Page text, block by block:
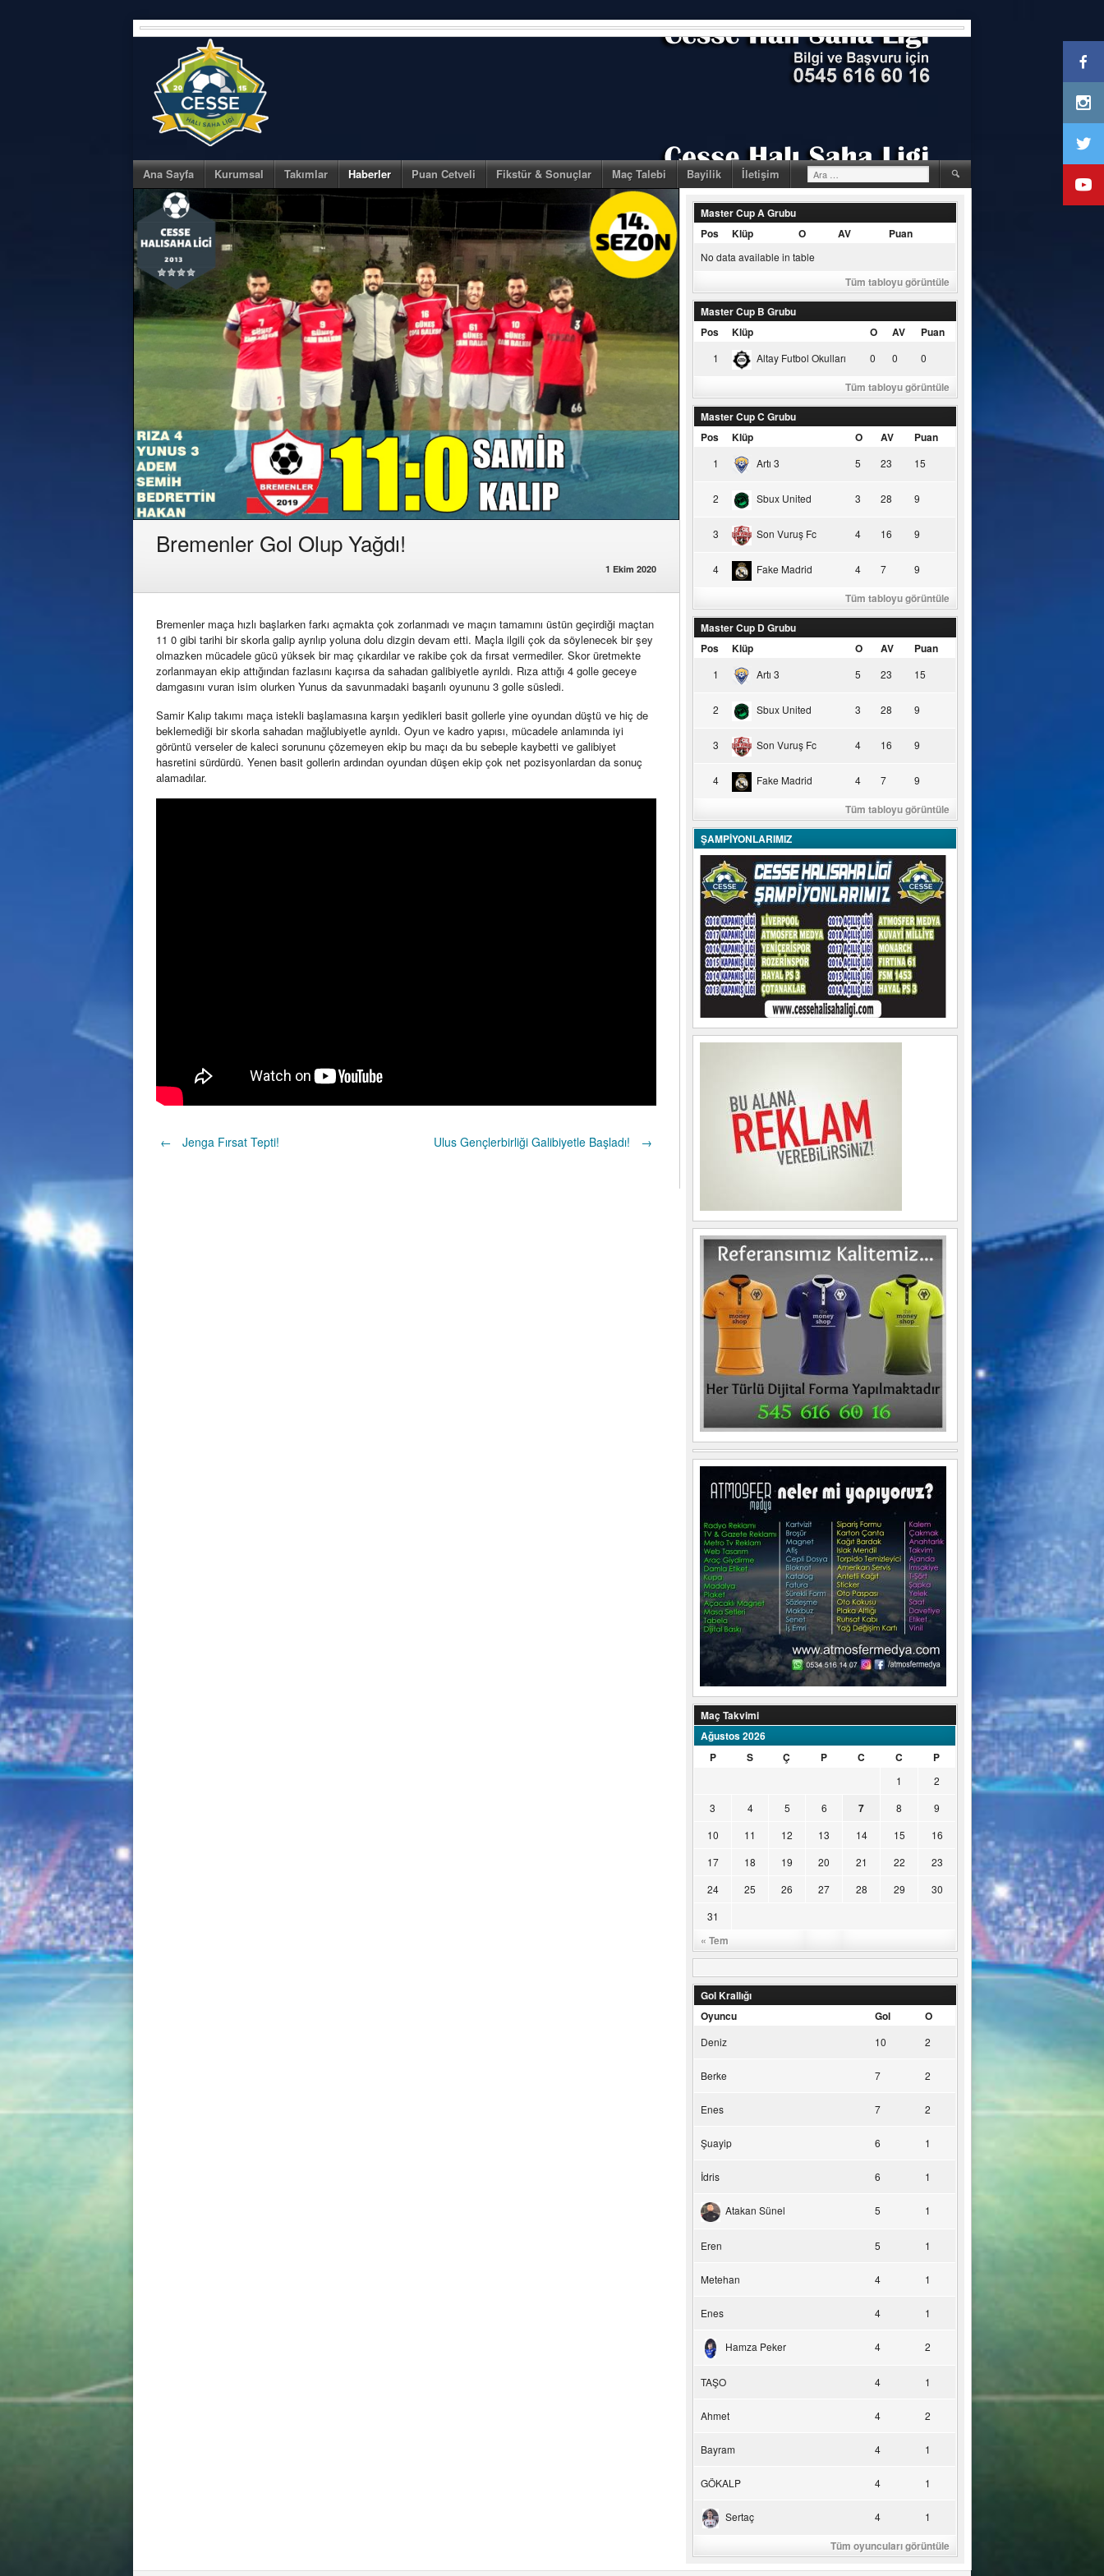
Skip
to
Ana Sayfa Kurumsal Takımlar Haberler Puan Cetveli Fikstür & Sonuçlar Maç Talebi Bayilik İletişim Arama:
Bremenler Gol Olup Yağdı!
1 Ekim 2020
Bremenler maça hızlı başlarken farkı açmakta çok zorlanmadı ve maçın tamamını üstün geçirdiği maçtan
11 0 gibi tarihi bir skorla galip ayrılıp yoluna dolu dizgin devam etti. Maçla ilgili çok da söylenecek bir şey
olmazken mücadele gücü yüksek bir maç çıkardılar ve rakibe çok da fırsat vermediler. Skor üretmekte
zorlanmayan ekip attığından fazlasını kaçırsa da sahadan galibiyetle ayrıldı. Rıza attığı 4 golle geceye
damgasını vuran isim olurken Yunus da savunmadaki başarılı oyununu 3 golle süsledi.
Samir Kalıp takımı maça istekli başlamasına karşın yedikleri basit gollerle yine oyundan düştü ve hiç de
beklemediği bir skorla sahadan mağlubiyetle ayrıldı. Oyun ve kadro yapısı, mücadele anlamında iyi
görüntü verseler de kaleci sorununu çözemeyen ekip bu maçı da bu sebeple kaybetti ve galibiyet
hasretini sürdürdü. Yenen basit gollerin ardından oyundan düşen ekip çok net pozisyonlardan da sonuç
alamadılar.
Post
← Jenga Fırsat Tepti! Ulus Gençlerbirliği Galibiyetle Başladı! →
Master Cup A Grubu
Pos
Klüp O AV Puan
No data available in table
Tüm tabloyu görüntüle
Master Cup B Grubu
Pos
Klüp O AV Puan
1 Altay Futbol Okulları 0 0 0
Tüm tabloyu görüntüle
Master Cup C Grubu
Pos
Klüp O AV Puan
1 Artı 3 5 23 15
2 Sbux United 3 28 9
3 Son Vuruş Fc 4 16 9
4 Fake Madrid 4 7 9
Tüm tabloyu görüntüle
Master Cup D Grubu
Pos
Klüp O AV Puan
1 Artı 3 5 23 15
2 Sbux United 3 28 9
3 Son Vuruş Fc 4 16 9
4 Fake Madrid 4 7 9
Tüm tabloyu görüntüle
ŞAMPİYONLARIMIZ
Maç Takvimi
Ağustos 2026
P
S Ç P C C P
« Tem
1
2
3
4 5 6 7 8
9
10
11 12 13 14 15
16
17
18 19 20 21 22
23
24
25 26 27 28 29
30
31
Gol Krallığı
Oyuncu
Gol O
Deniz 10 2
Berke 7 2
Enes 7 2
Şuayip 6 1
İdris 6 1
Atakan Sünel 5 1
Eren 5 1
Metehan 4 1
Enes 4 1
Hamza Peker 4 2
TAŞO 4 1
Ahmet 4 2
Bayram 4 1
GÖKALP 4 1
Sertaç 4 1
Tüm oyuncuları görüntüle